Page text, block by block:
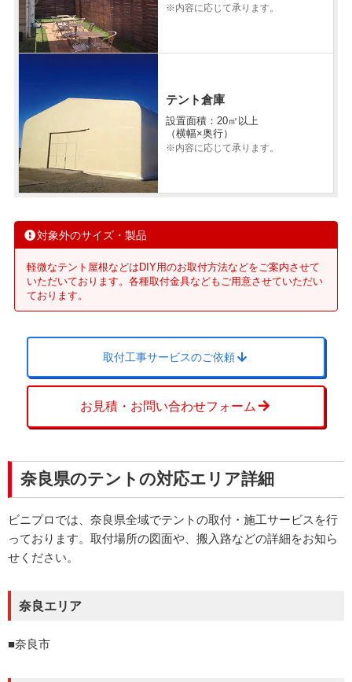
※内容に応じて承ります。
テント倉庫
設置面積：20㎡以上
（横幅×奥行）
※内容に応じて承ります。
対象外のサイズ・製品
軽微なテント屋根などはDIY用のお取付方法などをご案内させて
いただいております。各種取付金具などもご用意させていただい
ております。
取付工事サービスのご依頼
お見積・お問い合わせフォーム
奈良県のテントの対応エリア詳細
ビニプロでは、奈良県全域でテントの取付・施工サービスを行
っております。取付場所の図面や、搬入路などの詳細をお知ら
せください。
奈良エリア
奈良市